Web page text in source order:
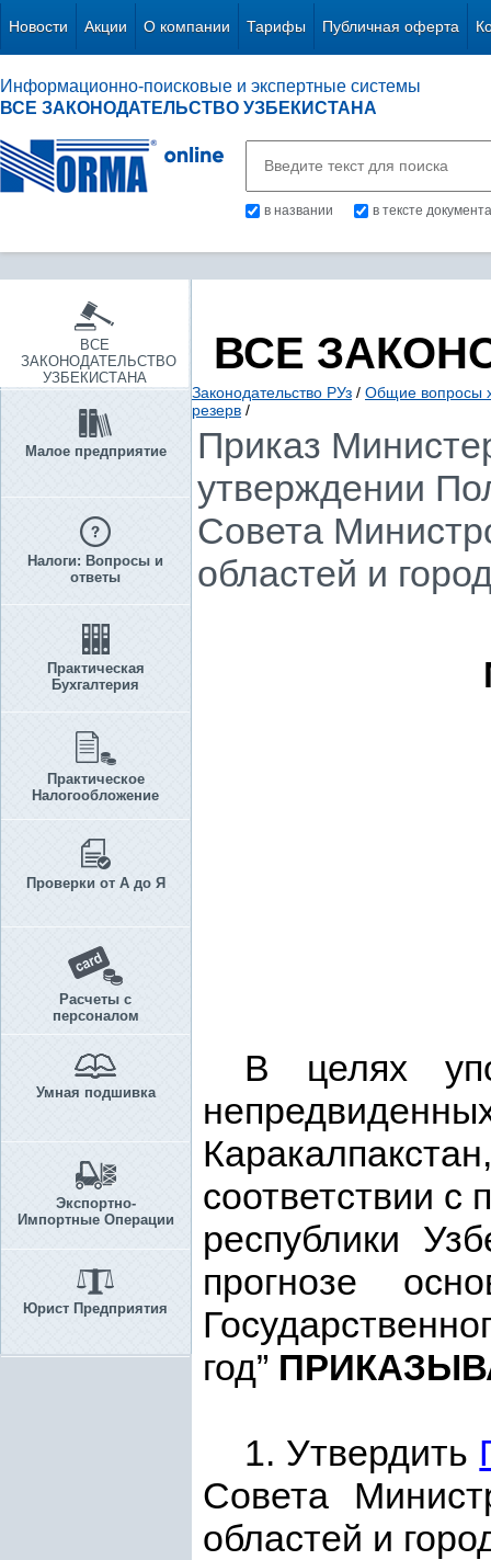
Новости Акции О компании Тарифы Публичная оферта
Информационно-поисковые и экспертные системы
ВСЕ ЗАКОНОДАТЕЛЬСТВО УЗБЕКИСТАНА
в названии в тексте документа
ВСЕ
ЗАКОНОДАТЕЛЬСТВО
УЗБЕКИСТАНА
Малое предприятие
Налоги: Вопросы и
ответы
Практическая
Бухгалтерия
Практическое
Налогообложение
Проверки от А до Я
Расчеты с
персоналом
Умная подшивка
Экспортно-
Импортные Операции
Юрист Предприятия
ВСЕ
Законодательство РУз / Общие вопросы
резерв /
Приказ
утверждении
Совета
областей и
В целях
соответствии с
республики
прогнозе
год”
1. Утвердить
Совета
областей и